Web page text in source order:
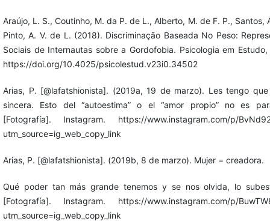
Araújo, L. S., Coutinho, M. da P. de L., Alberto, M. de F. P., Santos,
Pinto, A. V. de L. (2018). Discriminação Baseada No Peso:
Sociais de Internautas sobre a Gordofobia. Psicologia em Estudo,
https://doi.org/10.4025/psicolestud.v23i0.34502
Arias, P. [@lafatshionista]. (2019a, 19 de marzo). Les tengo
sincera. Esto del “autoestima” o el “amor propio” no es
[Fotografía]. Instagram. https://www.instagram.com/p/
utm_source=ig_web_copy_link
Arias, P. [@lafatshionista]. (2019b, 8 de marzo). Mujer = creadora.
Qué poder tan más grande tenemos y se nos olvida, lo
[Fotografía]. Instagram. https://www.instagram.com/p/
utm_source=ig_web_copy_link